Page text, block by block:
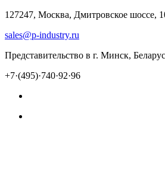
127247, Москва, Дмитровское шоссе,
sales@p-industry.ru
Представительство в г. Минск,
+7·(495)·740·92·96